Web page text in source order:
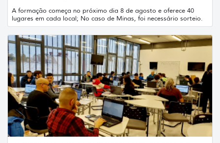
A formação começa no próximo dia 8 de agosto e oferece 40
lugares em cada local; No caso de Minas, foi necessário sorteio.